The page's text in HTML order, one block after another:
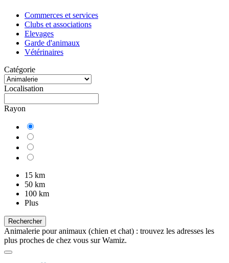
Commerces et services
Clubs et associations
Elevages
Garde d'animaux
Vétérinaires
Catégorie
Localisation
Rayon
15 km
50 km
100 km
Plus
Rechercher
Animalerie pour animaux (chien et chat) : trouvez les adresses les
plus proches de chez vous sur Wamiz.